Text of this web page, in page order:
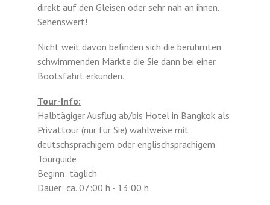
direkt auf den Gleisen oder sehr nah an ihnen.
Sehenswert!
Nicht weit davon befinden sich die berühmten
schwimmenden Märkte die Sie dann bei einer
Bootsfahrt erkunden.
Tour-Info:
Halbtägiger Ausflug ab/bis Hotel in Bangkok als
Privattour (nur für Sie) wahlweise mit
deutschsprachigem oder englischsprachigem
Tourguide
Beginn: täglich
Dauer: ca. 07:00 h - 13:00 h